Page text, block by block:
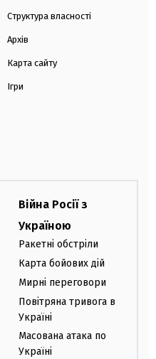
Структура власності
Архів
Карта сайту
Ігри
Війна Росії з
Україною
Ракетні обстріли
Карта бойових дій
Мирні переговори
Повітряна тривога в
Україні
Масована атака по
Україні